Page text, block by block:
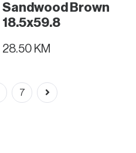
Sandwood Brown
18.5x59.8
28.50 KM
7